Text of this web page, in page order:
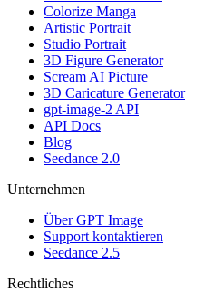
Colorize Manga
Artistic Portrait
Studio Portrait
3D Figure Generator
Scream AI Picture
3D Caricature Generator
gpt-image-2 API
API Docs
Blog
Seedance 2.0
Unternehmen
Über GPT Image
Support kontaktieren
Seedance 2.5
Rechtliches